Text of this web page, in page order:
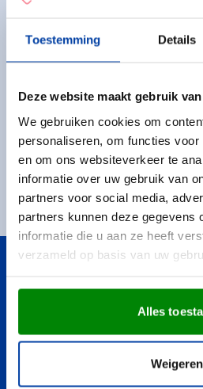
Toestemming Details
Deze website maakt gebruik
We gebruiken cookies om
personaliseren, om functies
en om ons websiteverkeer te
informatie over uw gebruik van
partners voor social media,
partners kunnen deze gegevens
informatie die u aan ze heeft
verzameld op basis van uw
Alles
Weigeren
Schrijf u in voor onze nieuwsbrief.
Voer uw e-mailadres in
Dit formulier is beveiligd met
ServicevoorwaardenvanGooglezijn
€ 25,- korting op uw
Altijd als eerste op de hoogte
Snel naar